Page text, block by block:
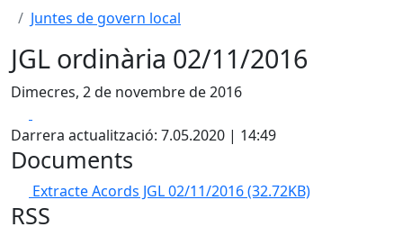
Juntes de govern local
JGL ordinària 02/11/2016
Dimecres, 2 de novembre de 2016
Darrera actualització: 7.05.2020 | 14:49
Documents
Extracte Acords JGL 02/11/2016(32.72KB)
RSS